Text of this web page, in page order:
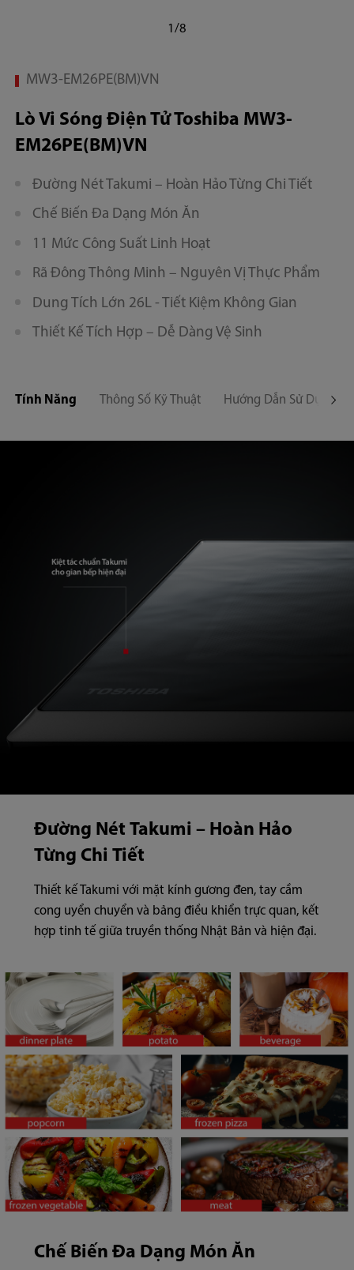
1/8
MW3-EM26PE(BM)VN
Lò Vi Sóng Điện Tử Toshiba MW3-
EM26PE(BM)VN
Đường Nét Takumi – Hoàn Hảo Từng Chi Tiết
Chế Biến Đa Dạng Món Ăn
11 Mức Công Suất Linh Hoạt
Rã Đông Thông Minh – Nguyên Vị Thực Phẩm
Dung Tích Lớn 26L - Tiết Kiệm Không Gian
Thiết Kế Tích Hợp – Dễ Dàng Vệ Sinh
Tính Năng Thông Số Kỹ Thuật Hướng Dẫn Sử Dụng
Đường Nét Takumi – Hoàn Hảo
Từng Chi Tiết
Thiết kế Takumi với mặt kính gương đen, tay cầm
cong uyển chuyển và bảng điều khiển trực quan, kết
hợp tinh tế giữa truyền thống Nhật Bản và hiện đại.
Chế Biến Đa Dạng Món Ăn